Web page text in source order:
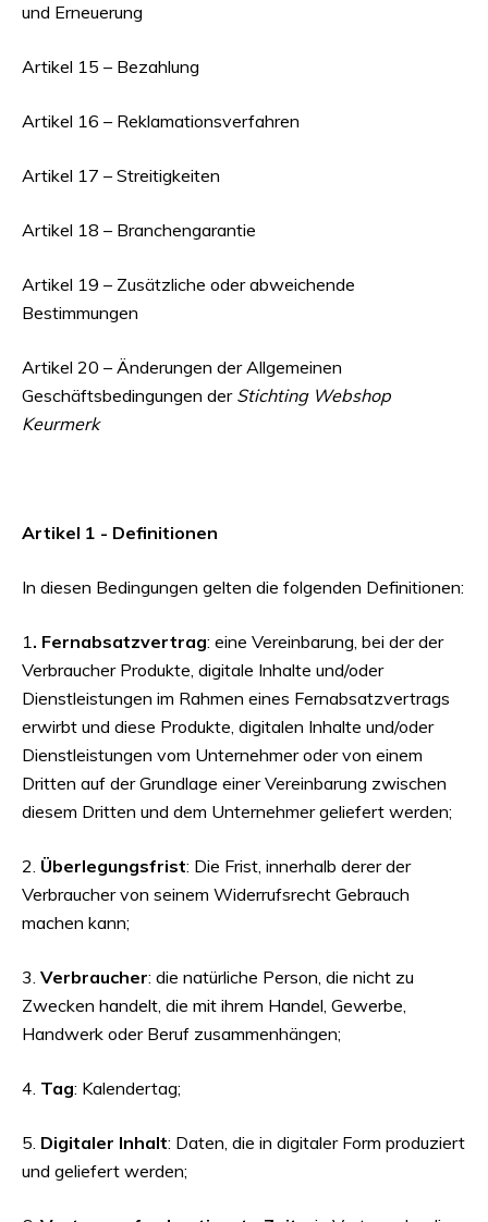
und Erneuerung
Artikel 15 – Bezahlung
Artikel 16 – Reklamationsverfahren
Artikel 17 – Streitigkeiten
Artikel 18 – Branchengarantie
Artikel 19 – Zusätzliche oder abweichende
Bestimmungen
Artikel 20 – Änderungen der Allgemeinen
Geschäftsbedingungen der Stichting Webshop
Keurmerk
Artikel 1 - Definitionen
In diesen Bedingungen gelten die folgenden Definitionen:
1. Fernabsatzvertrag: eine Vereinbarung, bei der der
Verbraucher Produkte, digitale Inhalte und/oder
Dienstleistungen im Rahmen eines Fernabsatzvertrags
erwirbt und diese Produkte, digitalen Inhalte und/oder
Dienstleistungen vom Unternehmer oder von einem
Dritten auf der Grundlage einer Vereinbarung zwischen
diesem Dritten und dem Unternehmer geliefert werden;
2. Überlegungsfrist: Die Frist, innerhalb derer der
Verbraucher von seinem Widerrufsrecht Gebrauch
machen kann;
3. Verbraucher: die natürliche Person, die nicht zu
Zwecken handelt, die mit ihrem Handel, Gewerbe,
Handwerk oder Beruf zusammenhängen;
4. Tag: Kalendertag;
5. Digitaler Inhalt: Daten, die in digitaler Form produziert
und geliefert werden;